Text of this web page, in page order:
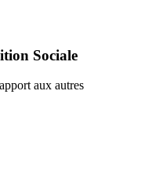
Sociale
aux autres